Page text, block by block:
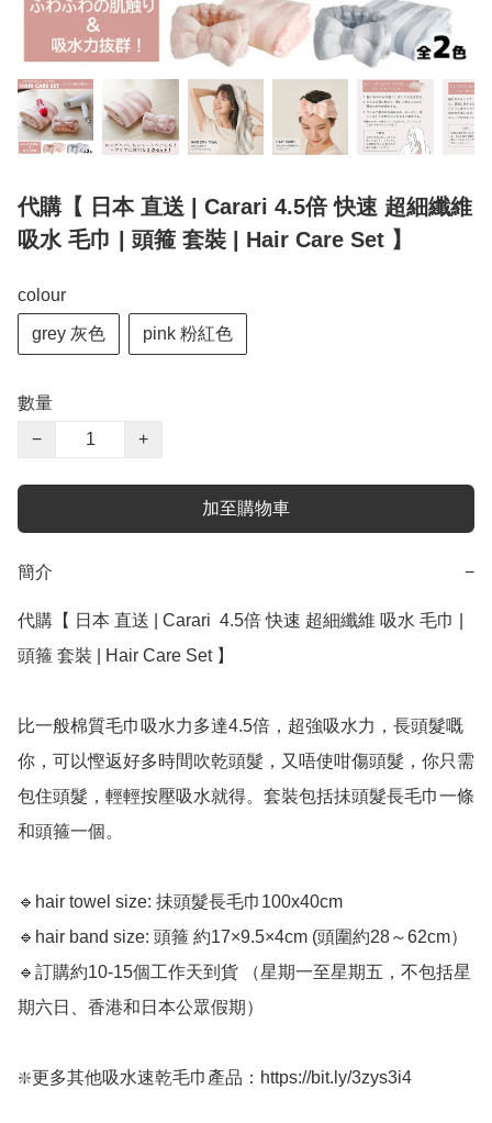
代購【 日本 直送 | Carari 4.5倍 快速 超細纖維
吸水 毛巾 | 頭箍 套裝 | Hair Care Set 】
colour
grey 灰色 pink 粉紅色
數量
−
+
加至購物車
簡介 −
代購【﻿ 日本 直送 | Carari  4.5倍 快速 超細纖維 吸水 毛巾 |
頭箍 套裝 | Hair Care Set 】
比一般棉質毛巾吸水力多達4.5倍，超強吸水力，長頭髮嘅
你，可以慳返好多時間吹乾頭髮，又唔使咁傷頭髮，你只需
包住頭髮，輕輕按壓吸水就得。套裝包括抺頭髮長毛巾一條
和頭箍一個。
🔹hair towel size: 抺頭髮長毛巾100x40cm
🔹hair band size: 頭箍 約17×9.5×4cm (頭圍約28～62cm）
🔹訂購約10-15個工作天到貨 （星期一至星期五，不包括星
期六日、香港和日本公眾假期）
❇️更多其他吸水速乾毛巾產品：https://bit.ly/3zys3i4